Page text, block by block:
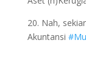
20. Nah,
Akuntansi